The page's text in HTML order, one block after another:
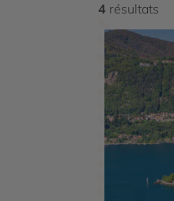
4 résultats